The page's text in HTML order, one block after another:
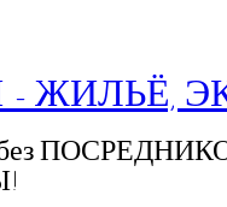
ЖИЛЬЁ,